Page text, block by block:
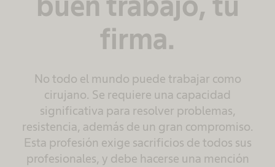
firma.
No todo el mundo puede trabajar como
cirujano. Se requiere una capacidad
significativa para resolver problemas,
resistencia, además de un gran compromiso.
Esta profesión exige sacrificios de todos sus
profesionales, y debe hacerse una mención